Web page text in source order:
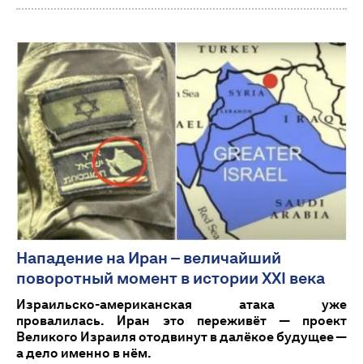
Нападение на Иран – величайший
поворотный момент в истории XXI века
Израильско-американская атака уже
провалилась. Иран это переживёт — проект
Великого Израиля отодвинут в далёкое будущее —
а дело именно в нём.